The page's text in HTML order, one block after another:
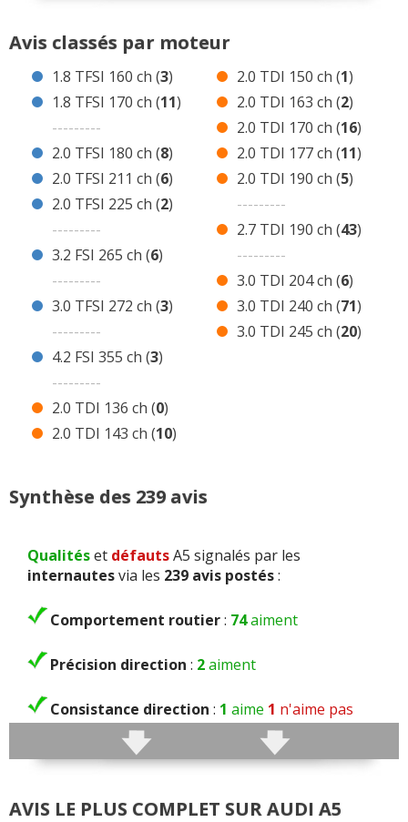
71 avis A5 3.0 TDI 240 ch Diesel
20 avis A5 3.0 TDI 245 ch Diesel
Avis de concurrentes ?
Avis classés par moteur
1.8 TFSI 160 ch (3)
1.8 TFSI 170 ch (11)
---------
2.0 TFSI 180 ch (8)
2.0 TFSI 211 ch (6)
2.0 TFSI 225 ch (2)
---------
3.2 FSI 265 ch (6)
---------
3.0 TFSI 272 ch (3)
---------
4.2 FSI 355 ch (3)
---------
2.0 TDI 136 ch (0)
2.0 TDI 143 ch (10)
2.0 TDI 150 ch (1)
2.0 TDI 163 ch (2)
2.0 TDI 170 ch (16)
2.0 TDI 177 ch (11)
2.0 TDI 190 ch (5)
---------
2.7 TDI 190 ch (43)
---------
3.0 TDI 204 ch (6)
3.0 TDI 240 ch (71)
3.0 TDI 245 ch (20)
Synthèse des 239 avis
Qualitéset défautsA5 signalés par les
internautesvia les 239 avis postés:
Comportement routier: 74aiment
Précision direction : 2aiment
Consistance direction : 1 aime 1 n'aime pas
9aiment n'aiment pas
Agrément: 50aiment13 n'aiment pas
AVIS LE PLUS COMPLET SUR AUDI A5